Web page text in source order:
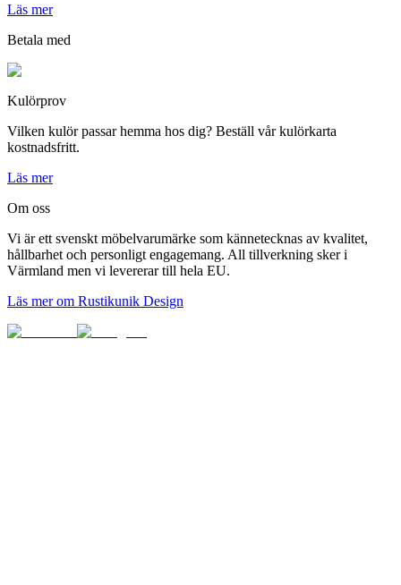
Läs mer
Betala med
Kulörprov
Vilken kulör passar hemma hos dig? Beställ vår kulörkarta
kostnadsfritt.
Läs mer
Om oss
Vi är ett svenskt möbelvarumärke som kännetecknas av kvalitet,
hållbarhet och personligt engagemang. All tillverkning sker i
Värmland men vi levererar till hela EU.
Läs mer om Rustikunik Design